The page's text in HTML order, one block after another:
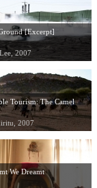
[Excerpt]
2007
Tourism: The Camel
2007
We Dreamt